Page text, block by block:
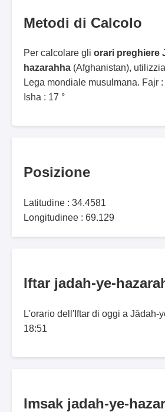
Metodi di Calcolo
Per calcolare gli orari preghiere
hazarahha (Afghanistan),
Lega mondiale musulmana. Fajr :
Isha : 17 °
Posizione
Latitudine : 34.4581
Longitudinee : 69.129
Iftar jadah-ye-
L'orario dell'Iftar di oggi a Jādah-
18:51
Imsak jadah-ye-